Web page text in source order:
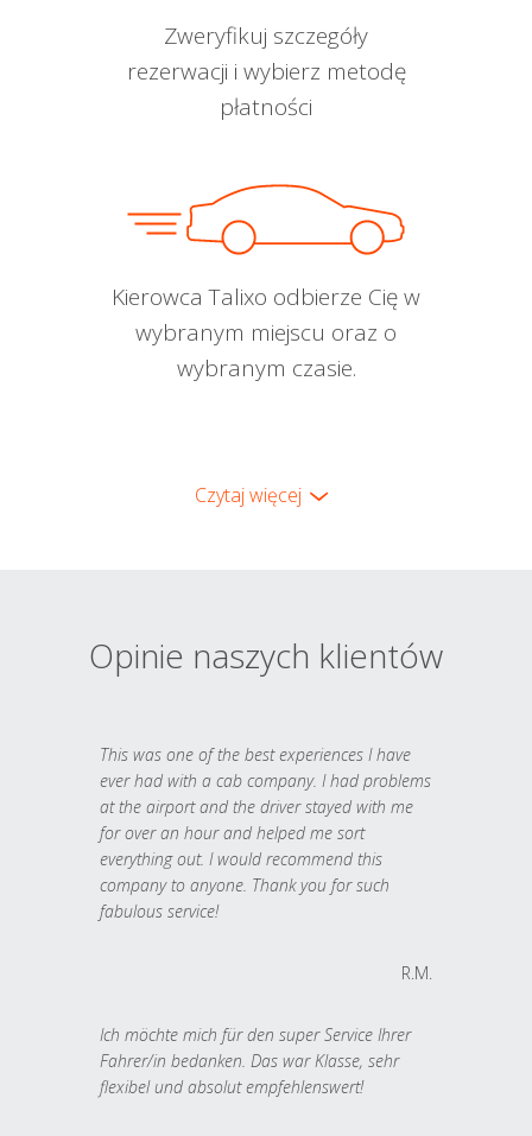
Zweryfikuj szczegóły
rezerwacji i wybierz metodę
płatności
Kierowca Talixo odbierze Cię w
wybranym miejscu oraz o
wybranym czasie.
Czytaj więcej
Opinie naszych klientów
This was one of the best experiences I have
ever had with a cab company. I had problems
at the airport and the driver stayed with me
for over an hour and helped me sort
everything out. I would recommend this
company to anyone. Thank you for such
fabulous service!
R.M.
Ich möchte mich für den super Service Ihrer
Fahrer/in bedanken. Das war Klasse, sehr
flexibel und absolut empfehlenswert!